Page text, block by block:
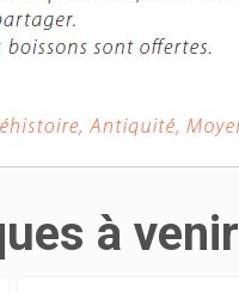
à venir